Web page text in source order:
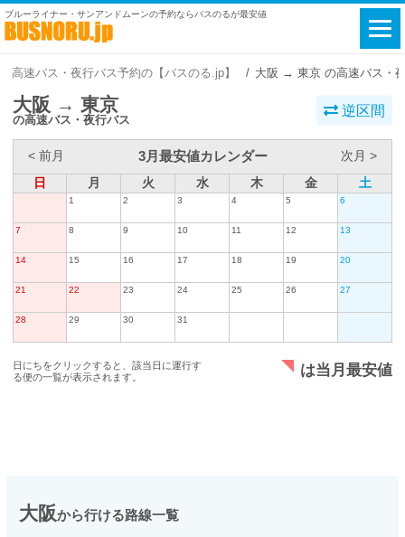
ブルーライナー・サンアンドムーンの予約ならバスのるが最安値
高速バス・夜行バス予約の【バスのる.jp】 大阪 → 東京 の高速バス・
大阪 → 東京
の高速バス・夜行バス
逆区間
< 前月 3月最安値カレンダー
次月 >
日
月 火 水 木 金 土
1 2 3 4 5 6
7 8 9 10 11 12 13
14 15 16 17 18 19 20
21 22 23 24 25 26 27
28 29 30 31
日にちをクリックすると、該当日に運行す
る便の一覧が表示されます。
は当月最安値
大阪から行ける路線一覧